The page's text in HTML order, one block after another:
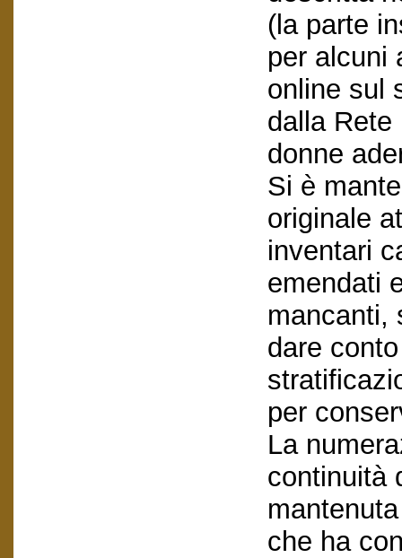
(la parte
per alcuni
online sul
dalla Rete
donne
Si è
originale
inventari
emendati
mancanti,
dare
per
La
continuità
che ha